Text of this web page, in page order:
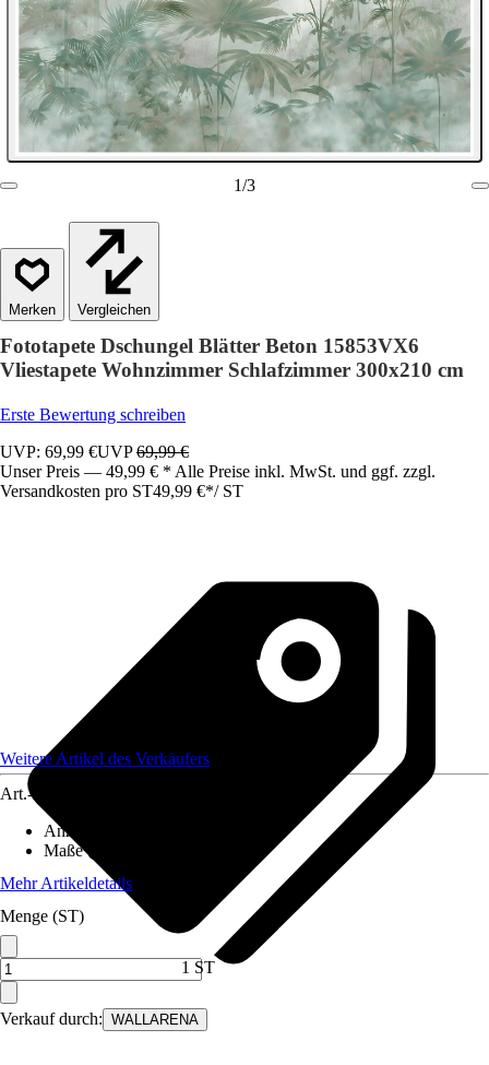
1/3
Vergleichen
Fototapete Dschungel Blätter Beton 15853VX6
Vliestapete Wohnzimmer Schlafzimmer 300x210 cm
Erste Bewertung schreiben
UVP: 69,99 €UVP69,99 €
Unser Preis — 49,99 € * Alle Preise inkl. MwSt. und ggf. zzgl.
Versandkosten pro ST49,99 €*/ ST
Verkauf durch: WALLARENA
Weitere Artikel des Verkäufers
Art.-Nr.
Anzahl der Teile
Maße (BxH)
Mehr Artikeldetails
Menge (ST)
1 ST